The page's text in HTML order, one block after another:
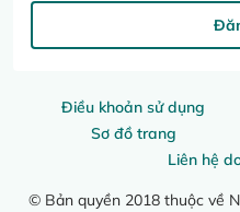
Điều khoản sử dụng
Sơ đồ trang
Liên hệ
© Bản quyền 2018 thuộc về